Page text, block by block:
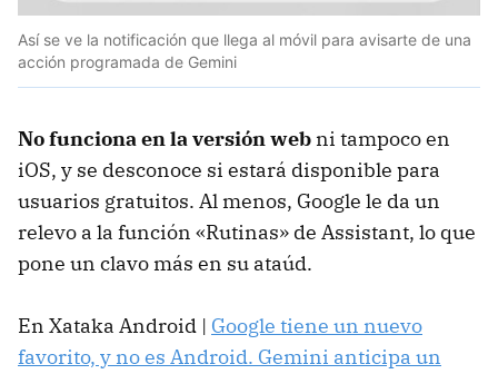
Así se ve la notificación que llega al móvil para avisarte de una
acción programada de Gemini
No funciona en la versión web ni tampoco en
iOS, y se desconoce si estará disponible para
usuarios gratuitos. Al menos, Google le da un
relevo a la función «Rutinas» de Assistant, lo que
pone un clavo más en su ataúd.
En Xataka Android | Google tiene un nuevo
favorito, y no es Android. Gemini anticipa un